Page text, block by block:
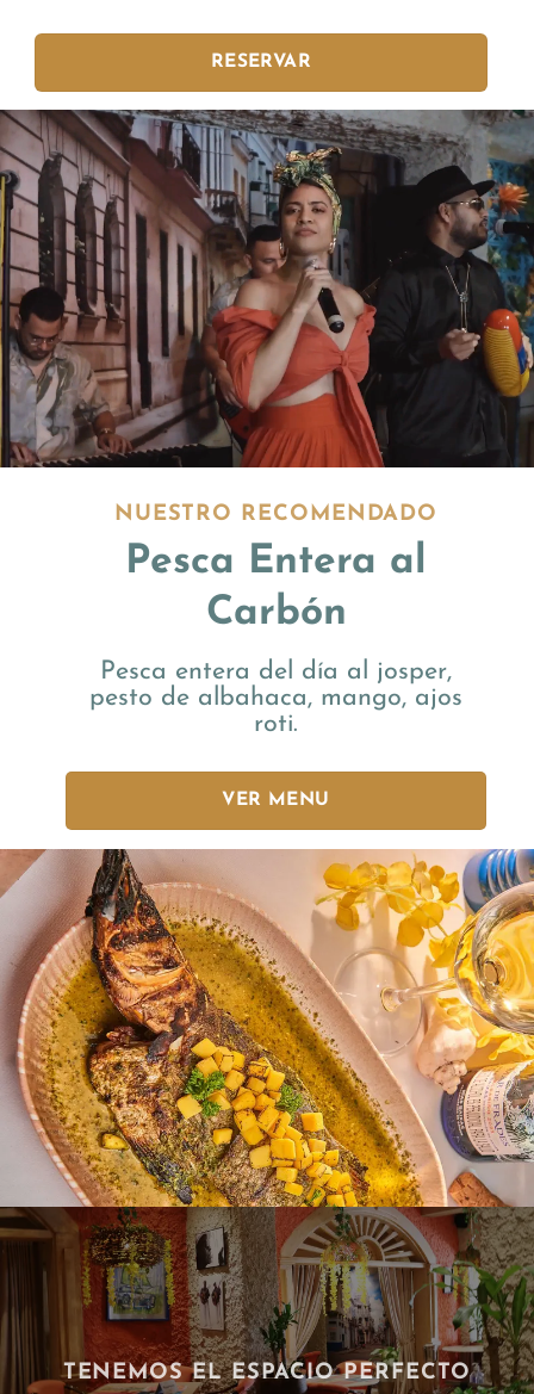
RESERVAR
NUESTRO RECOMENDADO
Pesca Entera al
Carbón
Pesca entera del día al josper,
pesto de albahaca, mango, ajos
roti.
VER MENU
TENEMOS EL ESPACIO PERFECTO